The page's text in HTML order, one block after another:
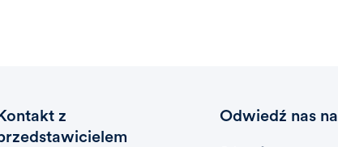
z
Odwiedź nas na